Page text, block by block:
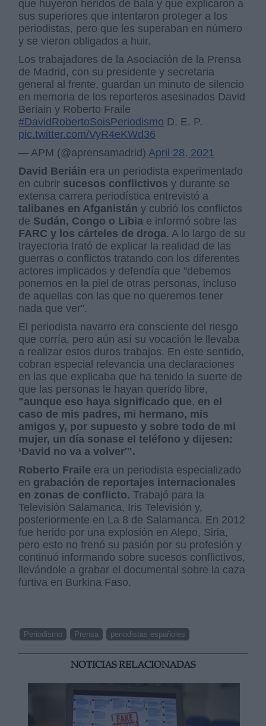
que huyeron heridos de bala y que explicaron a
sus superiores que intentaron proteger a los
periodistas, pero que les superaban en número
y se vieron obligados a huir.
Los trabajadores de la Asociación de la Prensa
de Madrid, con su presidente y secretaria
general al frente, guardan un minuto de silencio
en memoria de los reporteros asesinados David
Beriain y Roberto Fraile
#DavidRobertoSoisPeriodismo D. E. P.
pic.twitter.com/VyR4eKWd36
— APM (@aprensamadrid)April 28, 2021
David Beriáin era un periodista experimentado
en cubrir sucesos conflictivos y durante se
extensa carrera periodística entrevistó a
talibanes en Afganistán y cubrió los conflictos
de Sudán, Congo o Libia e informó sobre las
FARC y los cárteles de droga. A lo largo de su
trayectoria trató de explicar la realidad de las
guerras o conflictos tratando con los diferentes
actores implicados y defendía que "debemos
ponernos en la piel de otras personas, incluso
de aquellas con las que no queremos tener
nada que ver".
El periodista navarro era consciente del riesgo
que corría, pero aún así su vocación le llevaba
a realizar estos duros trabajos. En este sentido,
cobran especial relevancia una declaraciones
en las que explicaba que ha tenido la suerte de
que las personas le hayan querido libre,
"aunque eso haya significado que, en el
caso de mis padres, mi hermano, mis
amigos y, por supuesto y sobre todo de mi
mujer, un día sonase el teléfono y dijesen:
‘David no va a volver'".
Roberto Fraile era un periodista especializado
en grabación de reportajes internacionales
en zonas de conflicto. Trabajó para la
Televisión Salamanca, Iris Televisión y,
posteriormente en La 8 de Salamanca. En 2012
fue herido por una explosión en Alepo, Siria,
pero esto no frenó su pasión por su profesión y
continuó informando sobre sucesos conflictivos,
llevándole a grabar el documental sobre la caza
furtiva en Burkina Faso.
Periodismo Prensa periodistas españoles
NOTICIAS RELACIONADAS